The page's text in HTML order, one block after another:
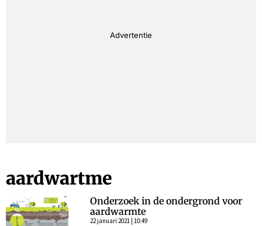
Advertentie
aardwartme
Onderzoek in de ondergrond voor
aardwarmte
22 januari 2021 | 10:49